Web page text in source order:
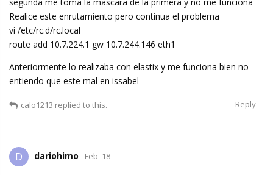
segunda me toma la mascara de la primera y no me funciona
Realice este enrutamiento pero continua el problema
vi /etc/rc.d/rc.local
route add 10.7.224.1 gw 10.7.244.146 eth1
Anteriormente lo realizaba con elastix y me funciona bien no
entiendo que este mal en issabel
Reply
calo1213 replied to this.
D dariohimo Feb '18